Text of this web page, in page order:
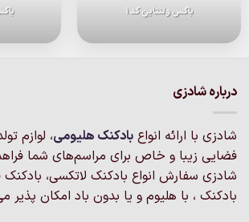
باکس ولنتاین کد 1
درباره شادزی
شادزی با ارائه انواع بادکنک‌ هلیومی، لوازم
فضایی زیبا و خاص برای مراسم‌های شما
شادزی سفارش انواع بادکنک لاتکسی،
بادکنک ، با هلیوم و یا بدون باد امکان پذیر